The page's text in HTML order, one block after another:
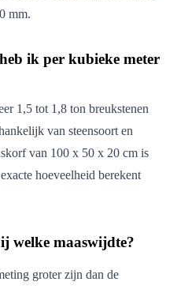
mm.
ik per kubieke meter
1,5 tot 1,8 ton breukstenen
van steensoort en
van 100 x 50 x 20 cm is
hoeveelheid berekent
welke maaswijdte?
groter zijn dan de